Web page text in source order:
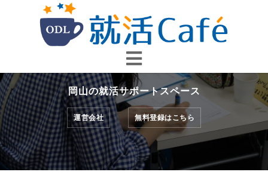
へ
ス
キ
ッ
プ
岡山の就活サポートスペース
運営会社 無料登録はこちら